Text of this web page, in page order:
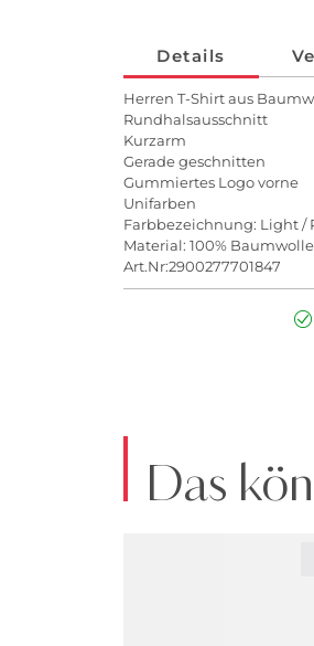
Details
Herren T-Shirt aus
Rundhalsausschnitt
Kurzarm
Gerade geschnitten
Gummiertes Logo vorne
Unifarben
Farbbezeichnung: Light /
Material: 100% Baumwolle
Art.Nr:2900277701847
Das